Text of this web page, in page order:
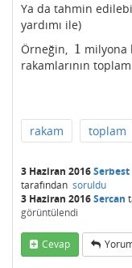
Ya da tahmin
yardımı ile)
Örneğin, 1
1 milyona
rakamlarının
rakam toplam
3 Haziran 2016Serbest
tarafından soruldu
3 Haziran 2016Sercan
görüntülendi
Cevap